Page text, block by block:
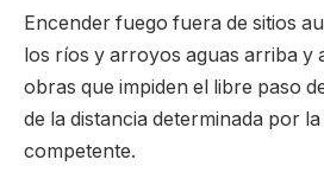
Encender fuego fuera de sitios
los ríos y arroyos aguas arriba y
obras que impiden el libre paso
de la distancia determinada por
competente.